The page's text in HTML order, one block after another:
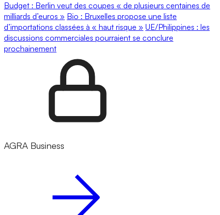
Budget : Berlin veut des coupes « de plusieurs centaines de
milliards d’euros » Bio : Bruxelles propose une liste
d’importations classées à « haut risque » UE/Philippines : les
discussions commerciales pourraient se conclure
prochainement
AGRA Business